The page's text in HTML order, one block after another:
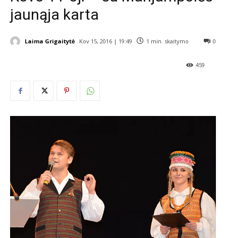
jaunąja karta
Laima Grigaitytė Kov 15, 2016 | 19:49 1 min. skaitymo 0
459